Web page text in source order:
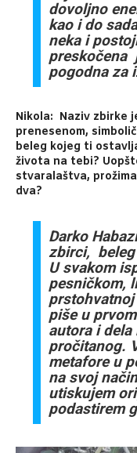
dovoljno
kao i do
neka i
preskočena
pogodna za
Nikola: Naziv zbirke
prenesenom,
beleg kojeg ti
života na tebi?
stvaralaštva,
dva?
Darko
zbirci, beleg
U svakom
pesničkom,
piše u
autora i
pročitanog.
metafore u
na svoj
utiskujem
podastirem